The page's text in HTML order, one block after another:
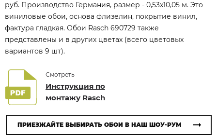
руб. Производство Германия, размер - 0,53x10,05 м. Это
виниловые обои, основа флизелин, покрытие винил,
фактура гладкая. Обои Rasch 690729 также
представлены и в других цветах (всего цветовых
вариантов 9 шт).
Смотреть
Инструкция по
монтажу Rasch
ПРИЕЗЖАЙТЕ ВЫБИРАТЬ ОБОИ В НАШ ШОУ-РУМ